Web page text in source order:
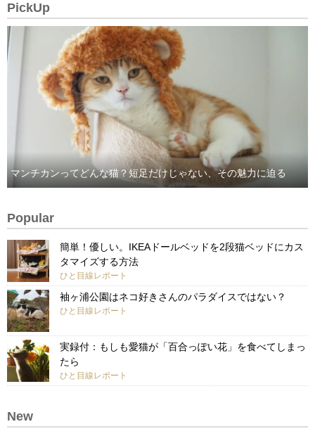
PickUp
マンチカンってどんな猫？短足だけじゃない、その魅力に迫る
Popular
簡単！優しい。IKEAドールベッドを2段猫ベッドにカス
タマイズする方法
ひと目線レポート
袖ヶ浦公園はネコ好きさんのパラダイスではない？
ひと目線レポート
実録付：もしも愛猫が「百合っぽい花」を食べてしまっ
たら
ひと目線レポート
New